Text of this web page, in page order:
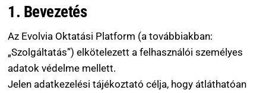
1. Bevezetés
Az Evolvia Oktatási Platform (a továbbiakban:
„Szolgáltatás”) elkötelezett a felhasználói személyes
adatok védelme mellett.
Jelen adatkezelési tájékoztató célja, hogy átláthatóan